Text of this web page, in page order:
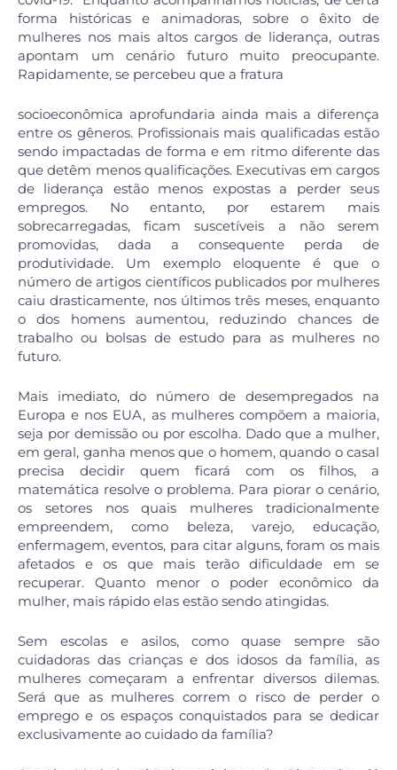
forma históricas e animadoras, sobre o êxito de
mulheres nos mais altos cargos de liderança, outras
apontam um cenário futuro muito preocupante.
Rapidamente, se percebeu que a fratura
socioeconômica aprofundaria ainda mais a diferença
entre os gêneros. Profissionais mais qualificadas estão
sendo impactadas de forma e em ritmo diferente das
que detêm menos qualificações. Executivas em cargos
de liderança estão menos expostas a perder seus
empregos. No entanto, por estarem mais
sobrecarregadas, ficam suscetíveis a não serem
promovidas, dada a consequente perda de
produtividade. Um exemplo eloquente é que o
número de artigos científicos publicados por mulheres
caiu drasticamente, nos últimos três meses, enquanto
o dos homens aumentou, reduzindo chances de
trabalho ou bolsas de estudo para as mulheres no
futuro.
Mais imediato, do número de desempregados na
Europa e nos EUA, as mulheres compõem a maioria,
seja por demissão ou por escolha. Dado que a mulher,
em geral, ganha menos que o homem, quando o casal
precisa decidir quem ficará com os filhos, a
matemática resolve o problema. Para piorar o cenário,
os setores nos quais mulheres tradicionalmente
empreendem, como beleza, varejo, educação,
enfermagem, eventos, para citar alguns, foram os mais
afetados e os que mais terão dificuldade em se
recuperar. Quanto menor o poder econômico da
mulher, mais rápido elas estão sendo atingidas.
Sem escolas e asilos, como quase sempre são
cuidadoras das crianças e dos idosos da família, as
mulheres começaram a enfrentar diversos dilemas.
Será que as mulheres correm o risco de perder o
emprego e os espaços conquistados para se dedicar
exclusivamente ao cuidado da família?